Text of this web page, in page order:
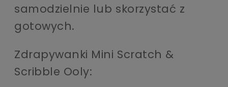
samodzielnie lub skorzystać z
gotowych.
Zdrapywanki Mini Scratch &
Scribble Ooly: